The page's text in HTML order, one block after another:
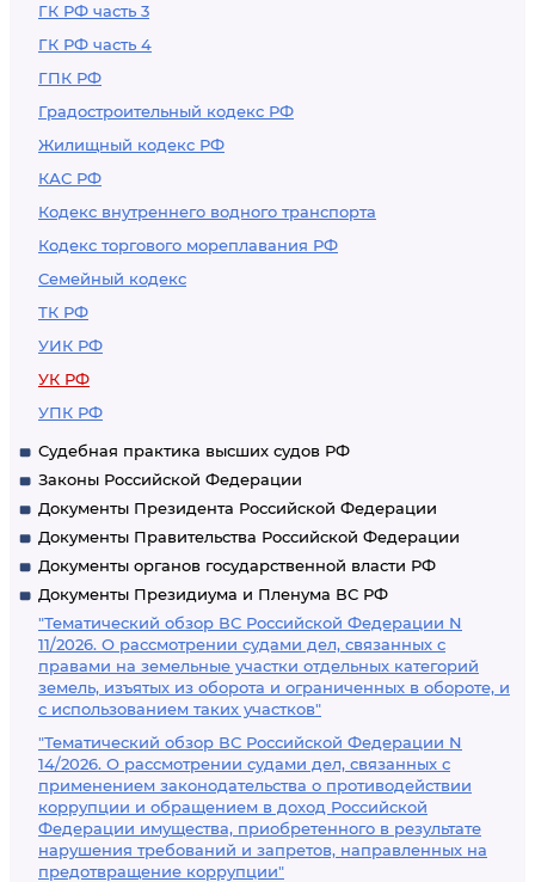
ГК РФ часть 3
ГК РФ часть 4
ГПК РФ
Градостроительный кодекс РФ
Жилищный кодекс РФ
КАС РФ
Кодекс внутреннего водного транспорта
Кодекс торгового мореплавания РФ
Семейный кодекс
ТК РФ
УИК РФ
УК РФ
УПК РФ
Судебная практика высших судов РФ
Законы Российской Федерации
Документы Президента Российской Федерации
Документы Правительства Российской Федерации
Документы органов государственной власти РФ
Документы Президиума и Пленума ВС РФ
"Тематический обзор ВС Российской Федерации N
11/2026. О рассмотрении судами дел, связанных с
правами на земельные участки отдельных категорий
земель, изъятых из оборота и ограниченных в обороте, и
с использованием таких участков"
"Тематический обзор ВС Российской Федерации N
14/2026. О рассмотрении судами дел, связанных с
применением законодательства о противодействии
коррупции и обращением в доход Российской
Федерации имущества, приобретенного в результате
нарушения требований и запретов, направленных на
предотвращение коррупции"